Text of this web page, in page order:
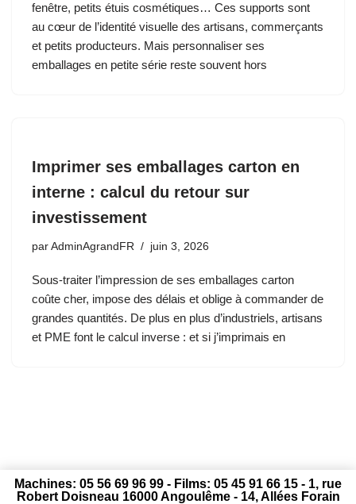
fenêtre, petits étuis cosmétiques… Ces supports sont
au cœur de l’identité visuelle des artisans, commerçants
et petits producteurs. Mais personnaliser ses
emballages en petite série reste souvent hors
Imprimer ses emballages carton en
interne : calcul du retour sur
investissement
par AdminAgrandFR juin 3, 2026
Sous-traiter l’impression de ses emballages carton
coûte cher, impose des délais et oblige à commander de
grandes quantités. De plus en plus d’industriels, artisans
et PME font le calcul inverse : et si j’imprimais en
Machines: 05 56 69 96 99 - Films: 05 45 91 66 15 - 1, rue
Robert Doisneau 16000 Angoulême - 14, Allées Forain